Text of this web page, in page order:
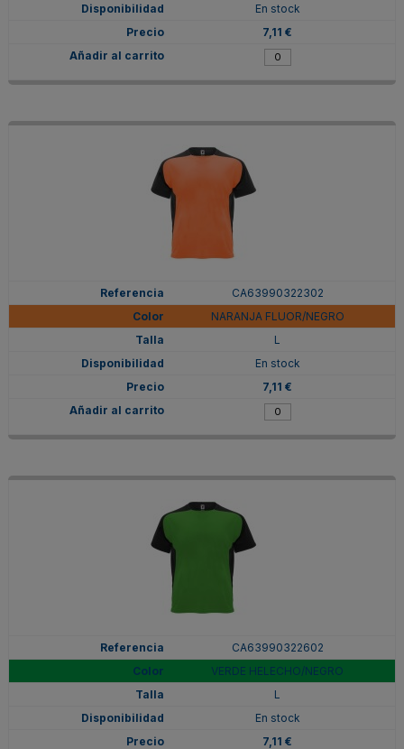
En stock
7,11 €
CA63990322302
NARANJA FLUOR/NEGRO
L
En stock
7,11 €
CA63990322602
VERDE HELECHO/NEGRO
L
En stock
7,11 €